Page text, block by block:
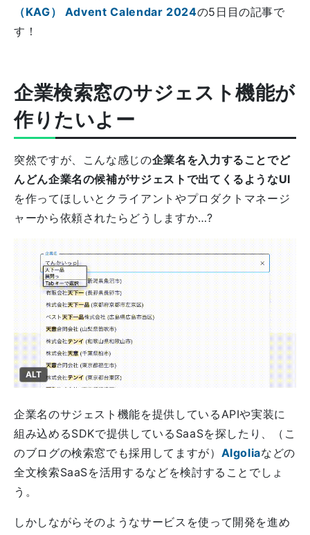
（KAG） Advent Calendar 2024の5日目の記事で
す！
企業検索窓のサジェスト機能が
作りたいよー
突然ですが、こんな感じの企業名を入力することでど
んどん企業名の候補がサジェストで出てくるようなUI
を作ってほしいとクライアントやプロダクトマネージ
ャーから依頼されたらどうしますか…?
ALT
企業名のサジェスト機能を提供しているAPIや実装に
組み込めるSDKで提供しているSaaSを探したり、（こ
のブログの検索窓でも採用してますが） Algoliaなどの
全文検索SaaSを活用するなどを検討することでしょ
う。
しかしながらそのようなサービスを使って開発を進め